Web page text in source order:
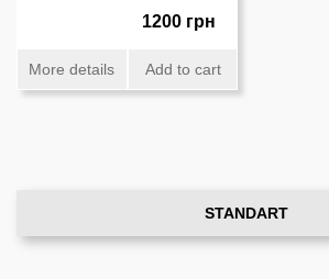
1200 грн
More details Add to cart
STANDART